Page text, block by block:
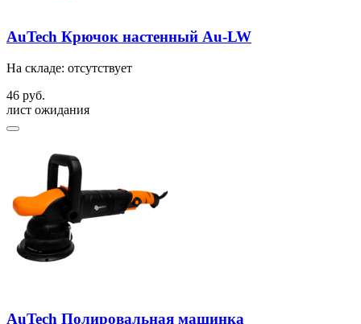
AuTech Крючок настенный Au-LW
На складе: отсутствует
46 руб.
лист ожидания
AuTech Полировальная машинка